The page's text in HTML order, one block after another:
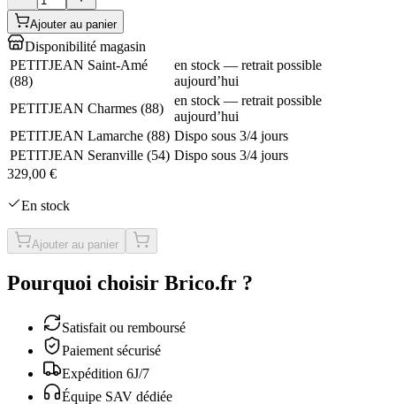
Ajouter au panier
Disponibilité magasin
PETITJEAN Saint-Amé
(88)
en stock — retrait possible
aujourd’hui
PETITJEAN Charmes (88)
en stock — retrait possible
aujourd’hui
PETITJEAN Lamarche (88) Dispo sous 3/4 jours
PETITJEAN Seranville (54) Dispo sous 3/4 jours
329,00 €
En stock
Ajouter au panier
Pourquoi choisir Brico.fr ?
Satisfait ou remboursé
Paiement sécurisé
Expédition 6J/7
Équipe SAV dédiée